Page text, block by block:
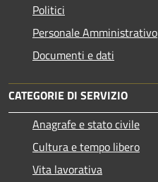
Politici
Personale Amministrativo
Documenti e dati
CATEGORIE DI SERVIZIO
Anagrafe e stato civile
Cultura e tempo libero
Vita lavorativa